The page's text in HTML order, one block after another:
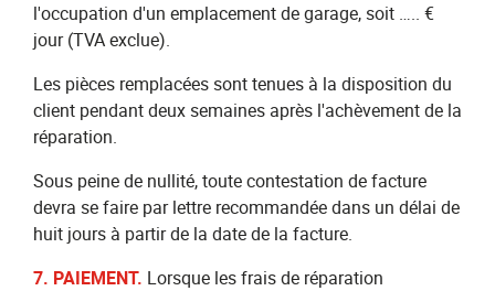
l'occupation d'un emplacement de garage, soit ….. €
jour (TVA exclue).
Les pièces remplacées sont tenues à la disposition du
client pendant deux semaines après l'achèvement de la
réparation.
Sous peine de nullité, toute contestation de facture
devra se faire par lettre recommandée dans un délai de
huit jours à partir de la date de la facture.
7. PAIEMENT. Lorsque les frais de réparation